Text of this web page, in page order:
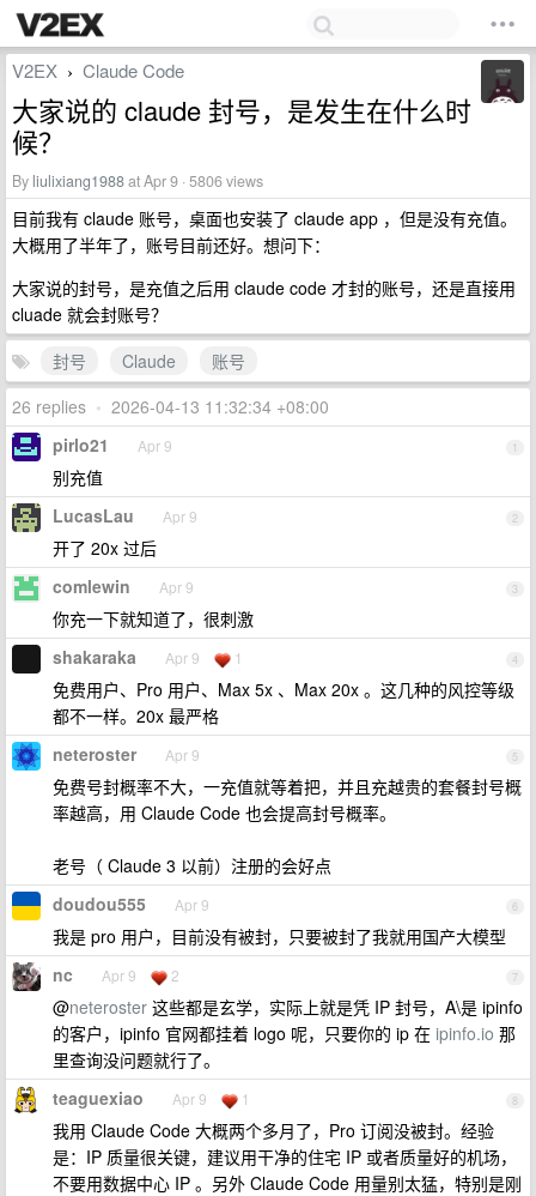
V2EX › Claude Code
大家说的 claude 封号，是发生在什么时
候？
By liulixiang1988at Apr 9 · 5806 views
目前我有 claude 账号，桌面也安装了 claude app ，但是没有充值。
大概用了半年了，账号目前还好。想问下：
大家说的封号，是充值之后用 claude code 才封的账号，还是直接用
cluade 就会封账号？
封号
Claude
账号
26 replies • 2026-04-13 11:32:34 +08:00
1
pirlo21 Apr 9
别充值
2
LucasLau Apr 9
开了 20x 过后
3
comlewin Apr 9
你充一下就知道了，很刺激
4
shakaraka Apr 9 1
免费用户、Pro 用户、Max 5x 、Max 20x 。这几种的风控等级
都不一样。20x 最严格
5
neteroster Apr 9
免费号封概率不大，一充值就等着把，并且充越贵的套餐封号概
率越高，用 Claude Code 也会提高封号概率。
老号（ Claude 3 以前）注册的会好点
6
doudou555 Apr 9
我是 pro 用户，目前没有被封，只要被封了我就用国产大模型
7
nc Apr 9 2
@neteroster 这些都是玄学，实际上就是凭 IP 封号，A\是 ipinfo
的客户，ipinfo 官网都挂着 logo 呢，只要你的 ip 在 ipinfo.io 那
里查询没问题就行了。
8
teaguexiao Apr 9 1
我用 Claude Code 大概两个多月了，Pro 订阅没被封。经验
是：IP 质量很关键，建议用干净的住宅 IP 或者质量好的机场，
不要用数据中心 IP 。另外 Claude Code 用量别太猛，特别是刚